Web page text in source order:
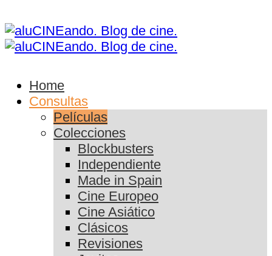
Home
Consultas
Películas
Colecciones
Blockbusters
Independiente
Made in Spain
Cine Europeo
Cine Asiático
Clásicos
Revisiones